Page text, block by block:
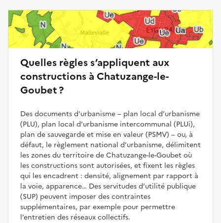
Quelles règles s’appliquent aux
constructions à Chatuzange-le-
Goubet ?
Des documents d’urbanisme – plan local d’urbanisme
(PLU), plan local d’urbanisme intercommunal (PLUi),
plan de sauvegarde et mise en valeur (PSMV) – ou, à
défaut, le règlement national d’urbanisme, délimitent
les zones du territoire de Chatuzange-le-Goubet où
les constructions sont autorisées, et fixent les règles
qui les encadrent : densité, alignement par rapport à
la voie, apparence… Des servitudes d’utilité publique
(SUP) peuvent imposer des contraintes
supplémentaires, par exemple pour permettre
l’entretien des réseaux collectifs.